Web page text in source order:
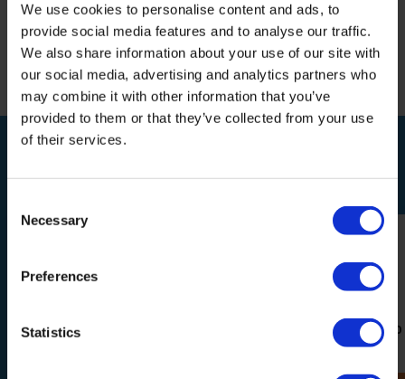
We use cookies to personalise content and ads, to
provide social media features and to analyse our traffic.
We also share information about your use of our site with
our social media, advertising and analytics partners who
may combine it with other information that you’ve
provided to them or that they’ve collected from your use
of their services.
Selection
Necessary
Preferences
Statistics
Reviews
Delen
BEKIJK OOK
Relevante producten
Footfixx Wood Footfixx Wood 3.0